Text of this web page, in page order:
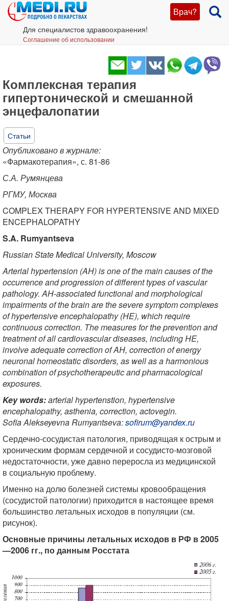
Врач?
Для специалистов здравоохранения!
Соглашение об использовании
Комплексная терапия
гипертонической и смешанной
энцефалопатии
Статьи
Опубликовано в журнале:
«Фармакотерапия», с. 81-86
С.А. Румянцева
РГМУ, Москва
COMPLEX THERAPY FOR HYPERTENSIVE AND MIXED
ENCEPHALOPATHY
S.A. Rumyantseva
Russian State Medical University, Moscow
Arterial hypertension (AH) is one of the main causes of the
occurrence and progression of different types of vascular
pathology. AH-associated functional and morphological
impairments of the brain are the severe symptom complexes
of hypertensive encephalopathy (HE), which require
continuous correction. The measures for the prevention and
treatment of all cardiovascular diseases, including HE,
involve adequate correction of AH, correction of energy
neuronal homeostatic disorders, as well as a harmonious
combination of psychotherapeutic and pharmacological
exposures.
Key words:arterial hypertenstion, hypertensive
encephalopathy, asthenia, correction, actovegin.
Sofia Alekseyevna Rumyantseva:sofirum@yandex.ru
Сердечно-сосудистая патология, приводящая к острым и
хроническим формам сердечной и сосудисто-мозговой
недостаточности, уже давно переросла из медицинской
в социальную проблему.
Именно на долю болезней системы кровообращения
(сосудистой патологии) приходится в настоящее время
большинство летальных исходов в популяции (см.
рисунок).
Основные причины летальных исходов в РФ в 2005
—2006 гг., по данным Росстата